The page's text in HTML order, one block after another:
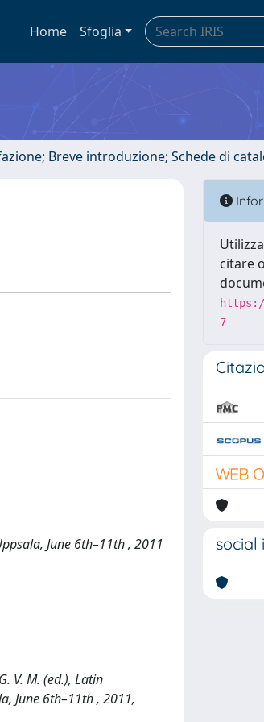
Home Sfoglia
Breve introduzione; Schede di
June 6th–11th , 2011
V. M. (ed.), Latin
June 6th–11th , 2011,
citare
7
social